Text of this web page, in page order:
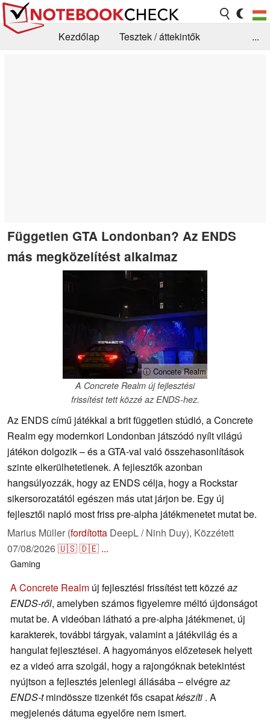
Kezdőlap
Tesztek / áttekintők
...
Független GTA Londonban? Az ENDS
más megközelítést alkalmaz
ⓘ Concete Realm
A Concrete Realm új fejlesztési
frissítést tett közzé az ENDS-hez.
Az ENDS című játékkal a brit független stúdió, a Concrete
Realm egy modernkori Londonban játszódó nyílt világú
játékon dolgozik – és a GTA-val való összehasonlítások
szinte elkerülhetetlenek. A fejlesztők azonban
hangsúlyozzák, hogy az ENDS célja, hogy a Rockstar
sikersorozatától egészen más utat járjon be. Egy új
fejlesztői napló most friss pre-alpha játékmenetet mutat be.
Marius Müller (fordította DeepL / Ninh Duy), Közzétett
07/08/2026🇺🇸🇩🇪 ...
Gaming
A Concrete Realm új fejlesztési frissítést tett közzéaz
ENDS-ről, amelyben számos figyelemre méltó újdonságot
mutat be. A videóban látható a pre-alpha játékmenet, új
karakterek, további tárgyak, valamint a játékvilág és a
hangulat fejlesztései. A hagyományos előzetesek helyett
ez a videó arra szolgál, hogy a rajongóknak betekintést
nyújtson a fejlesztés jelenlegi állásába – elvégreaz
ENDS-tmindössze tizenkét fős csapatkészíti . A
megjelenés dátuma egyelőre nem ismert.